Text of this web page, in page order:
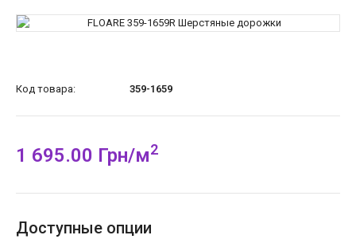
Код товара: 359-1659
1 695.00 Грн/м2
Доступные опции